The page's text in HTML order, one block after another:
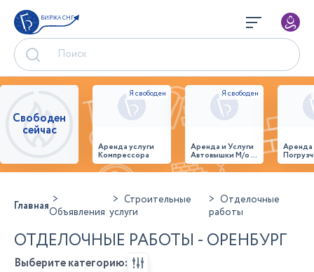
БИРЖА СНГ
Свободен
сейчас
Аренда услуги
Компрессора
Аренда и Услуги
Автовышки М/о г.
Домодедово
26,28,32 место
ГлавнаяОбъявления
Строительные
услуги
Отделочные
работы
ОТДЕЛОЧНЫЕ РАБОТЫ - ОРЕНБУРГ
Выберите категорию: